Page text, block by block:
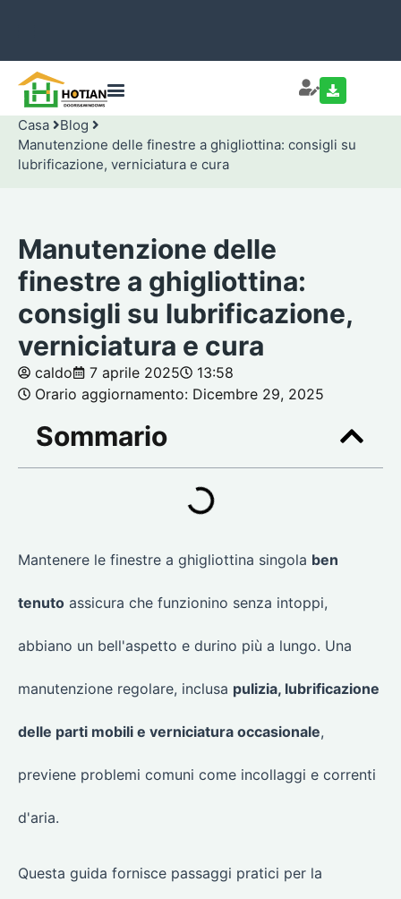
Casa
Blog
Manutenzione delle finestre a ghigliottina: consigli su
lubrificazione, verniciatura e cura
Manutenzione delle
finestre a ghigliottina:
consigli su lubrificazione,
verniciatura e cura
caldo 7 aprile 2025
13:58
Orario aggiornamento: Dicembre 29, 2025
Sommario
Mantenere le finestre a ghigliottina singola ben
tenuto assicura che funzionino senza intoppi,
abbiano un bell'aspetto e durino più a lungo. Una
manutenzione regolare, inclusa pulizia, lubrificazione
delle parti mobili e verniciatura occasionale,
previene problemi comuni come incollaggi e correnti
d'aria.
Questa guida fornisce passaggi pratici per la